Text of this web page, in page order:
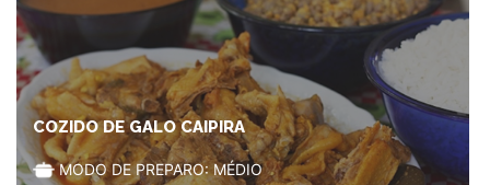
COZIDO DE GALO CAIPIRA
MODO DE PREPARO: MÉDIO